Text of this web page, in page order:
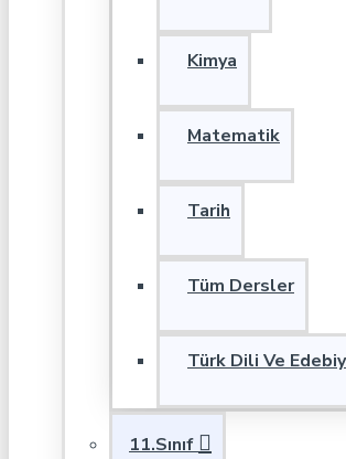
Kimya
Matematik
Tarih
Tüm Dersler
Türk Dili Ve
11.Sınıf